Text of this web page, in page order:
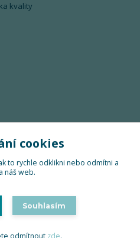
kvality
cookies
to rychle odklikni nebo odmítni a
náš web.
Souhlasím
odmítnout zde.